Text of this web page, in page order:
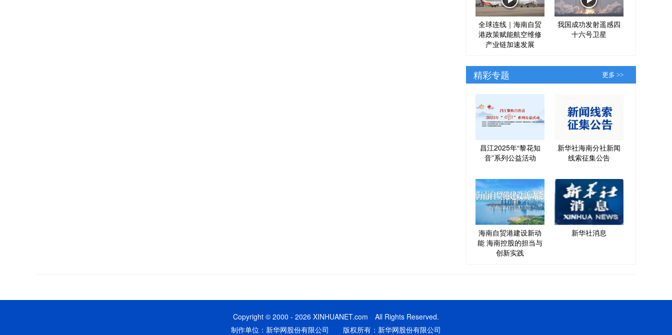
全球连线｜海南自贸
港政策赋能航空维修
产业链加速发展
我国成功发射遥感四
十六号卫星
精彩专题 更多 >>
昌江2025年“黎花知
音”系列公益活动
新华社海南分社新闻
线索征集公告
海南自贸港建设新动
能 海南控股的担当与
创新实践
新华社消息
Copyright © 2000 - 2026 XINHUANET.com All Rights Reserved.
制作单位：新华网股份有限公司 版权所有：新华网股份有限公司